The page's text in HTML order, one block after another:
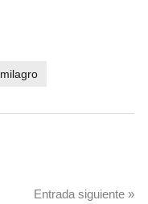
milagro
Entrada siguiente